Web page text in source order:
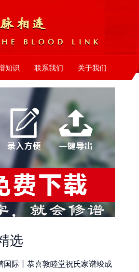
知识 联系我们 关于我们
选
国际丨恭喜敦睦堂祝氏家谱竣成